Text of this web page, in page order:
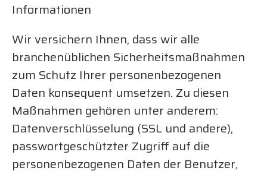
Informationen
Wir versichern Ihnen, dass wir alle
branchenüblichen Sicherheitsmaßnahmen
zum Schutz Ihrer personenbezogenen
Daten konsequent umsetzen. Zu diesen
Maßnahmen gehören unter anderem:
Datenverschlüsselung (SSL und andere),
passwortgeschützter Zugriff auf die
personenbezogenen Daten der Benutzer,